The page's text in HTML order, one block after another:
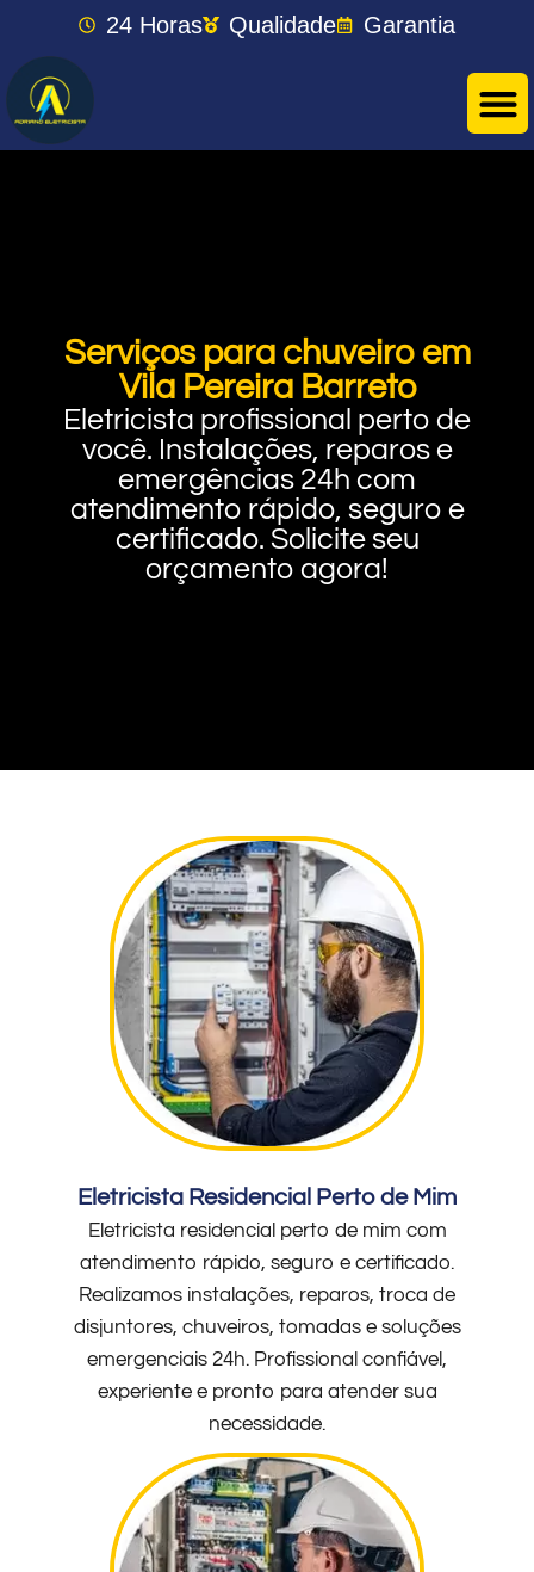
24 Horas Qualidade Garantia
Serviços para chuveiro em
Vila Pereira Barreto
Eletricista profissional perto de
você. Instalações, reparos e
emergências 24h com
atendimento rápido, seguro e
certificado. Solicite seu
orçamento agora!
Eletricista Residencial Perto de Mim
Eletricista residencial perto de mim com
atendimento rápido, seguro e certificado.
Realizamos instalações, reparos, troca de
disjuntores, chuveiros, tomadas e soluções
emergenciais 24h. Profissional confiável,
experiente e pronto para atender sua
necessidade.